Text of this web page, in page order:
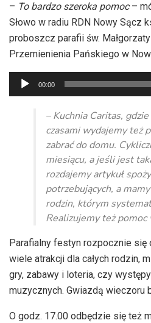
– To bardzo szeroka pomoc–
Słowo w radiu RDN Nowy Sącz
proboszcz parafii św.
Przemienienia Pańskiego w
Odtwarzacz
plików
dźwiękowych
00:00
– Kuchnia Caritas, gdzie
czasami wydajemy też
zabrać do domu.
miesiącu, a jeśli jest
rozdajemy artykuł
potrzebujących, a
rodzin, którym
Realizujemy też pomoc
Parafialny festyn rozpocznie się
wiele atrakcji dla całych rodzin,
gry, zabawy i loteria, czy
muzycznych. Gwiazdą wieczoru
O godz. 17.00 odbędzie się też